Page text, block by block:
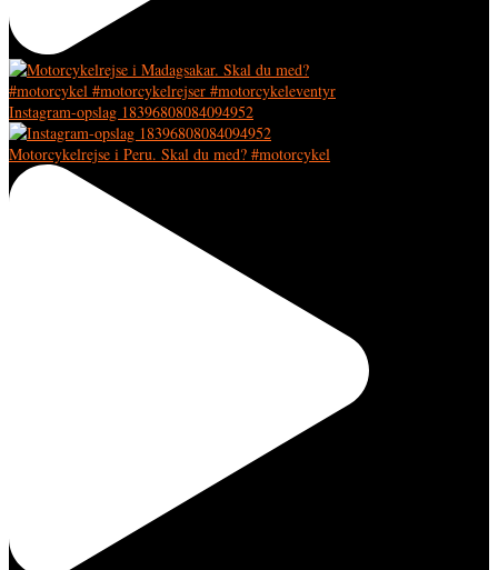
Instagram-opslag 18396808084094952
Motorcykelrejse i Peru. Skal du med? #motorcykel